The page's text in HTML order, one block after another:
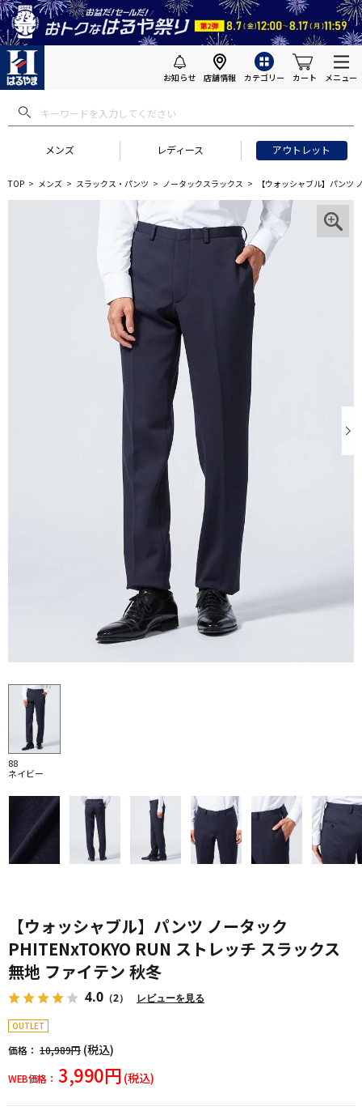
お知らせ 店舗情報 カテゴリー カート メニュー
メンズ レディース アウトレット
TOP メンズ スラックス・パンツ ノータックスラックス 【ウォッシャブル】パンツ
88
ネイビー
【ウォッシャブル】パンツ ノータック
PHITENxTOKYO RUN ストレッチ スラックス
無地 ファイテン 秋冬
4.0 （2） レビューを見る
OUTLET
価格： 10,989円 (税込)
WEB価格： 3,990円 (税込)